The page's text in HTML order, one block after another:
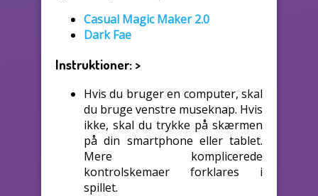
Casual Magic Maker 2.0
Dark Fae
Instruktioner: >
Hvis du bruger en computer, skal
du bruge venstre museknap. Hvis
ikke, skal du trykke på skærmen
på din smartphone eller tablet.
Mere komplicerede
kontrolskemaer forklares i
spillet.